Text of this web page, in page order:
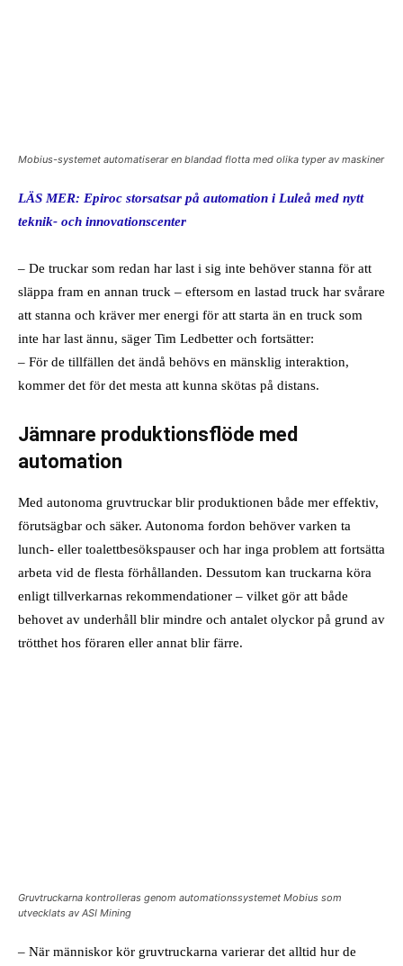
Mobius-systemet automatiserar en blandad flotta med olika typer av maskiner
LÄS MER: Epiroc storsatsar på automation i Luleå med nytt
teknik- och innovationscenter
– De truckar som redan har last i sig inte behöver stanna för att
släppa fram en annan truck – eftersom en lastad truck har svårare
att stanna och kräver mer energi för att starta än en truck som
inte har last ännu, säger Tim Ledbetter och fortsätter:
– För de tillfällen det ändå behövs en mänsklig interaktion,
kommer det för det mesta att kunna skötas på distans.
Jämnare produktionsflöde med
automation
Med autonoma gruvtruckar blir produktionen både mer effektiv,
förutsägbar och säker. Autonoma fordon behöver varken ta
lunch- eller toalettbesökspauser och har inga problem att fortsätta
arbeta vid de flesta förhållanden. Dessutom kan truckarna köra
enligt tillverkarnas rekommendationer – vilket gör att både
behovet av underhåll blir mindre och antalet olyckor på grund av
trötthet hos föraren eller annat blir färre.
Gruvtruckarna kontrolleras genom automationssystemet Mobius som
utvecklats av ASI Mining
– När människor kör gruvtruckarna varierar det alltid hur de